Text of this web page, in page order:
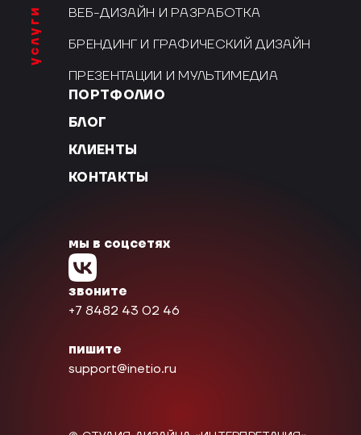
услуги
ВЕБ-ДИЗАЙН И РАЗРАБОТКА
БРЕНДИНГ И ГРАФИЧЕСКИЙ ДИЗАЙН
ПРЕЗЕНТАЦИИ И МУЛЬТИМЕДИА
ПОРТФОЛИО
БЛОГ
КЛИЕНТЫ
КОНТАКТЫ
мы в соцсетях
звоните
+7 8482 43 02 46
пишите
support@inetio.ru